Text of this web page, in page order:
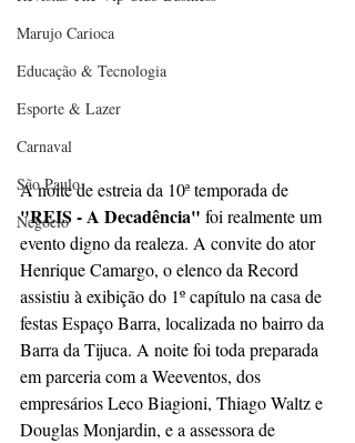
Marujo Carioca
Educação & Tecnologia
Esporte & Lazer
Carnaval
São Paulo
Negocio
A noite de estreia da 10ª temporada de
"REIS - A Decadência" foi realmente um
evento digno da realeza. A convite do ator
Henrique Camargo, o elenco da Record
assistiu à exibição do 1º capítulo na casa de
festas Espaço Barra, localizada no bairro da
Barra da Tijuca. A noite foi toda preparada
em parceria com a Weeventos, dos
empresários Leco Biagioni, Thiago Waltz e
Douglas Monjardin, e a assessora de